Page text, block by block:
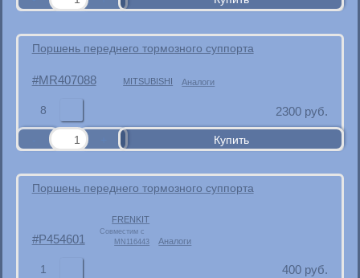
Поршень переднего тормозного суппорта
MR407088 MITSUBISHI Аналоги
8 2300 руб.
Поршень переднего тормозного суппорта
P454601
FRENKIT
Совместим с
MN116443
Аналоги
1 400 руб.